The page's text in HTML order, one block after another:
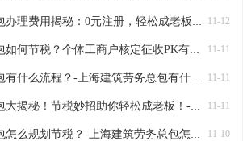
11-12
秘：0元注册，轻松成老板！-上海建筑劳务总包办理费用是多少
11-11
个体工商户核定征收PK有限公司-上海建筑劳务总包如何节税
11-11
什么流程？-上海建筑劳务总包有什么流程
11-11
节税妙招助你轻松成老板！-上海建筑劳务总包有什么要求
11-10
规划节税？-上海建筑劳务总包怎么规划节税